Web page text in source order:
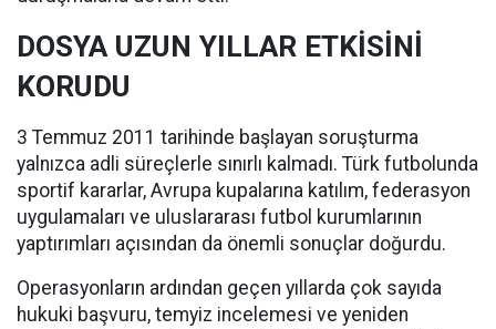
DOSYA UZUN YILLAR ETKİSİNİ
KORUDU
3 Temmuz 2011 tarihinde başlayan soruşturma
yalnızca adli süreçlerle sınırlı kalmadı. Türk futbolunda
sportif kararlar, Avrupa kupalarına katılım, federasyon
uygulamaları ve uluslararası futbol kurumlarının
yaptırımları açısından da önemli sonuçlar doğurdu.
Operasyonların ardından geçen yıllarda çok sayıda
hukuki başvuru, temyiz incelemesi ve yeniden